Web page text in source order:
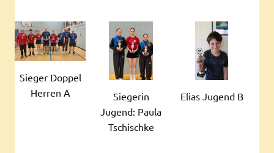
Sieger Doppel
Herren A
Siegerin
Jugend: Paula
Tschischke
Elias Jugend B